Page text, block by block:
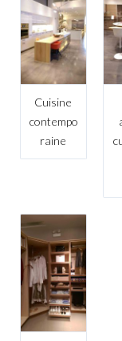
Cuisine
contempo
raine